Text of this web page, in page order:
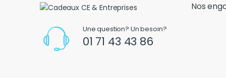
Une question? Un besoin?
01 71 43 43 86
Nos